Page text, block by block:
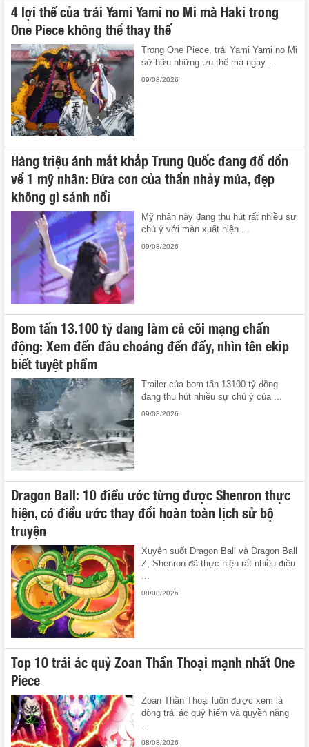
4 lợi thế của trái Yami Yami no Mi mà Haki trong
One Piece không thể thay thế
Trong One Piece, trái Yami Yami no Mi
sở hữu những ưu thế mà ngay ...
09/08/2026
Hàng triệu ánh mắt khắp Trung Quốc đang đổ dồn
về 1 mỹ nhân: Đứa con của thần nhảy múa, đẹp
không gì sánh nổi
Mỹ nhân này đang thu hút rất nhiều sự
chú ý với màn xuất hiện ...
09/08/2026
Bom tấn 13.100 tỷ đang làm cả cõi mạng chấn
động: Xem đến đâu choáng đến đấy, nhìn tên ekip
biết tuyệt phẩm
Trailer của bom tấn 13100 tỷ đồng
đang thu hút nhiều sự chú ý của ...
09/08/2026
Dragon Ball: 10 điều ước từng được Shenron thực
hiện, có điều ước thay đổi hoàn toàn lịch sử bộ
truyện
Xuyên suốt Dragon Ball và Dragon Ball
Z, Shenron đã thực hiện rất nhiều điều
...
08/08/2026
Top 10 trái ác quỷ Zoan Thần Thoại mạnh nhất One
Piece
Zoan Thần Thoại luôn được xem là
dòng trái ác quỷ hiếm và quyền năng
08/08/2026